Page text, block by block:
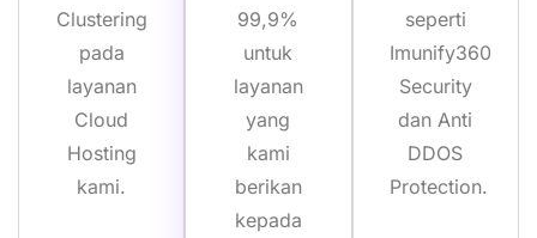
Clustering
pada
layanan
Cloud
Hosting
kami.
99,9%
untuk
layanan
yang
kami
berikan
kepada
seperti
Imunify360
Security
dan Anti
DDOS
Protection.